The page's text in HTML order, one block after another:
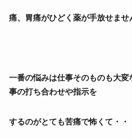
痛、胃痛がひどく薬が手放せませ
一番の悩みは仕事そのものも大
事の打ち合わせや指示を
するのがとても苦痛で怖くて・・